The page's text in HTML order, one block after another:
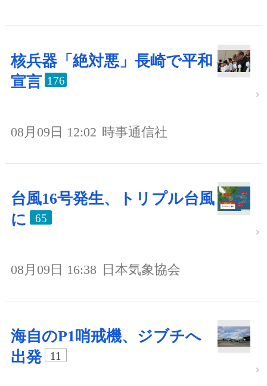
核兵器「絶対悪」長崎で平和
宣言 176
08月09日 12:02 時事通信社
台風16号発生、トリプル台風
に
65
08月09日 16:38 日本気象協会
海自のP1哨戒機、ジブチへ
出発
11